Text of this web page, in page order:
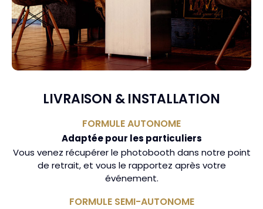
LIVRAISON & INSTALLATION
FORMULE AUTONOME
Adaptée pour les particuliers
Vous venez récupérer le photobooth dans notre point
de retrait, et vous le rapportez après votre
événement.
FORMULE SEMI-AUTONOME